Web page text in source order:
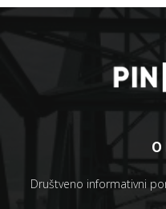
Društveno informativni